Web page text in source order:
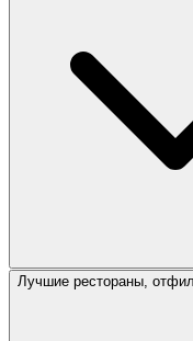
Лучшие рестораны,